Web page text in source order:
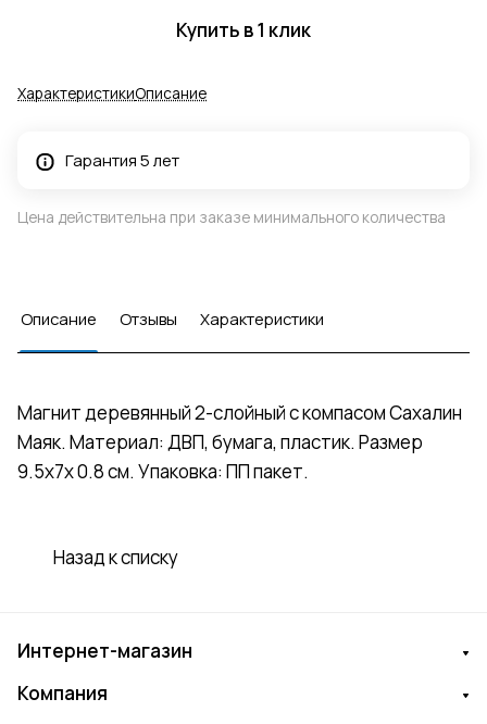
Купить в 1 клик
ХарактеристикиОписание
Гарантия 5 лет
Цена действительна при заказе минимального количества
Описание Отзывы Характеристики
Магнит деревянный 2-слойный с компасом Сахалин
Маяк. Материал: ДВП, бумага, пластик. Размер
9.5х7х 0.8 см. Упаковка: ПП пакет.
Назад к списку
Интернет-магазин
Компания